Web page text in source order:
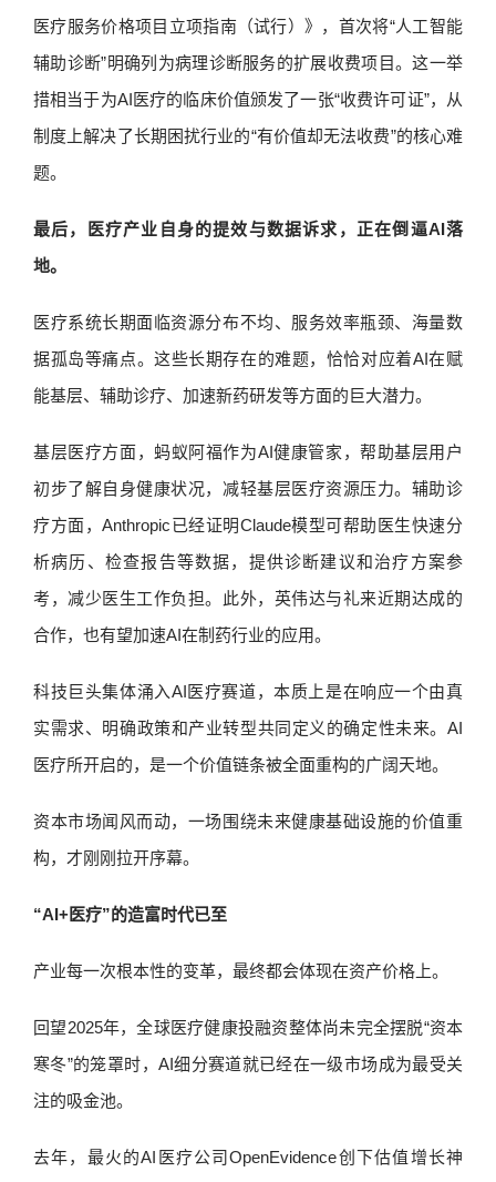
医疗服务价格项目立项指南（试行）》，首次将“人工智能
辅助诊断”明确列为病理诊断服务的扩展收费项目。这一举
措相当于为AI医疗的临床价值颁发了一张“收费许可证”，从
制度上解决了长期困扰行业的“有价值却无法收费”的核心难
题。
最后，医疗产业自身的提效与数据诉求，正在倒逼AI落
地。
医疗系统长期面临资源分布不均、服务效率瓶颈、海量数
据孤岛等痛点。这些长期存在的难题，恰恰对应着AI在赋
能基层、辅助诊疗、加速新药研发等方面的巨大潜力。
基层医疗方面，蚂蚁阿福作为AI健康管家，帮助基层用户
初步了解自身健康状况，减轻基层医疗资源压力。辅助诊
疗方面，Anthropic已经证明Claude模型可帮助医生快速分
析病历、检查报告等数据，提供诊断建议和治疗方案参
考，减少医生工作负担。此外，英伟达与礼来近期达成的
合作，也有望加速AI在制药行业的应用。
科技巨头集体涌入AI医疗赛道，本质上是在响应一个由真
实需求、明确政策和产业转型共同定义的确定性未来。AI
医疗所开启的，是一个价值链条被全面重构的广阔天地。
资本市场闻风而动，一场围绕未来健康基础设施的价值重
构，才刚刚拉开序幕。
“AI+医疗”的造富时代已至
产业每一次根本性的变革，最终都会体现在资产价格上。
回望2025年，全球医疗健康投融资整体尚未完全摆脱“资本
寒冬”的笼罩时，AI细分赛道就已经在一级市场成为最受关
注的吸金池。
去年，最火的AI医疗公司OpenEvidence创下估值增长神